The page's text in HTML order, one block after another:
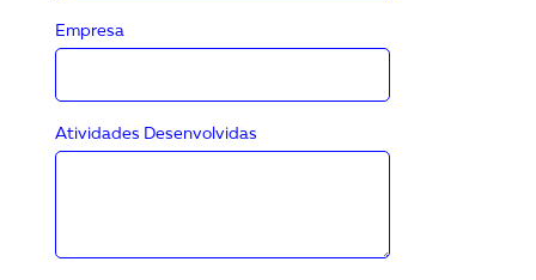
Empresa
Atividades Desenvolvidas